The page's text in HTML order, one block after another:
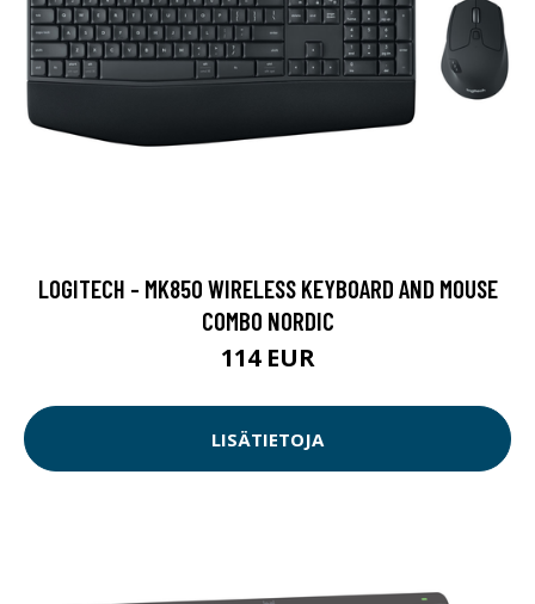
LOGITECH - MK850 WIRELESS KEYBOARD AND MOUSE
COMBO NORDIC
114 EUR
LISÄTIETOJA